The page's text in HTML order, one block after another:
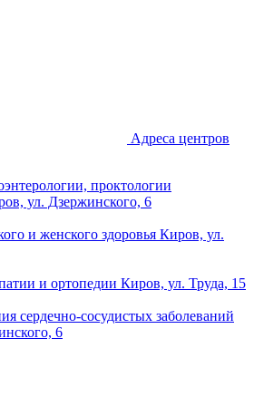
Адреса центров
проктологии
ул. Дзержинского, 6
и женского здоровья Киров, ул.
и ортопедии Киров, ул. Труда, 15
сердечно-сосудистых заболеваний
6